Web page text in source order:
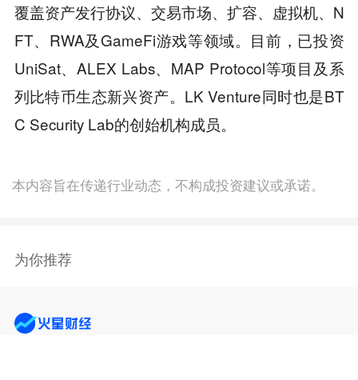
覆盖资产发行协议、交易市场、扩容、虚拟机、N
FT、RWA及GameFi游戏等领域。目前，已投资
UniSat、ALEX Labs、MAP Protocol等项目及系
列比特币生态新兴资产。LK Venture同时也是BT
C Security Lab的创始机构成员。
本内容旨在传递行业动态，不构成投资建议或承诺。
为你推荐